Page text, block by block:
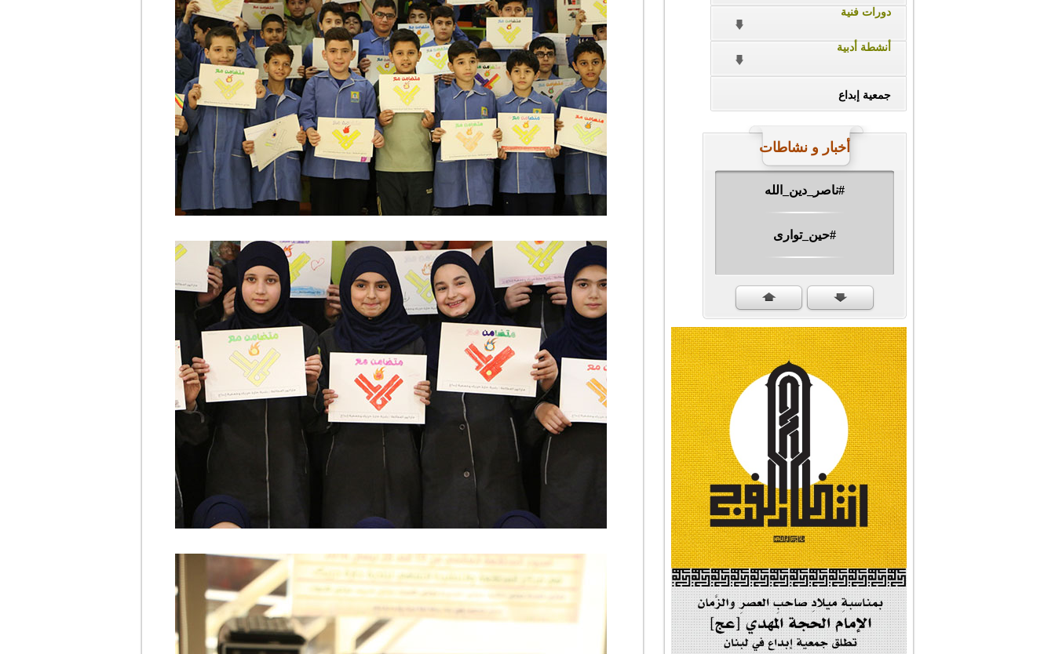
دورات فنية
أنشطة أدبية
جمعية إبداع
أخبار و نشاطات
#ناصر_دين_الله
#سنكمل_الطريق
#تبريكات_انتصار_�...
#نداء_الأنبياء
#شجرة_النبوة
#وأنا_على_دين_محم...
#بأمانة_موسى_بن_ج...
#إيران_حرم_فاطمة ...
| #فخر_المخدرات |
#صحيفة_المؤمن